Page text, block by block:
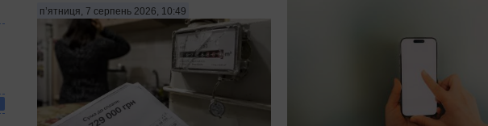
п’ятниця, 7 серпень 2026, 10:49